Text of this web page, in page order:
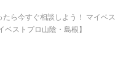
ら今すぐ相談しよう！ マイベ
ストプロ山陰・島根】